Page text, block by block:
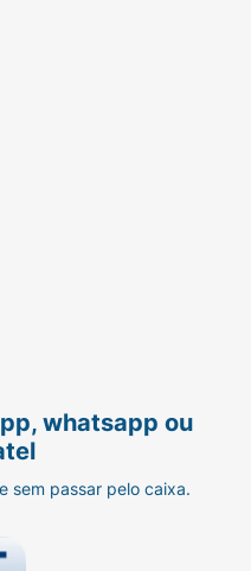
DE LÁGRIMAS
agressivos à pele
1:2016 com base no
do produto na
a
whatsapp ou
sem passar pelo caixa.